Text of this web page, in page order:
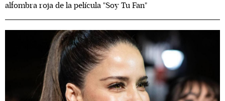
alfombra roja de la película "Soy Tu Fan"